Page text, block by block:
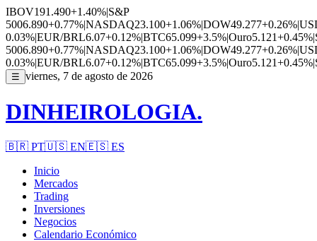
IBOV191.490+1.40%|S&P
5006.890+0.77%|NASDAQ23.100+1.06%|DOW49.277+0.26%|
0.03%|EUR/BRL6.07+0.12%|BTC65.099+3.5%|Ouro5.121+0.45%|
5006.890+0.77%|NASDAQ23.100+1.06%|DOW49.277+0.26%|
0.03%|EUR/BRL6.07+0.12%|BTC65.099+3.5%|Ouro5.121+0.45%|
☰ viernes, 7 de agosto de 2026
DINHEIROLOGIA.
🇧🇷 PT🇺🇸 EN🇪🇸 ES
Inicio
Mercados
Trading
Inversiones
Negocios
Calendario Económico